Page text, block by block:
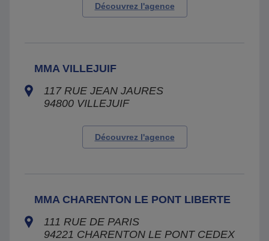
Découvrez l'agence
MMA VILLEJUIF
117 RUE JEAN JAURES
94800 VILLEJUIF
Découvrez l'agence
MMA CHARENTON LE PONT LIBERTE
111 RUE DE PARIS
94221 CHARENTON LE PONT CEDEX